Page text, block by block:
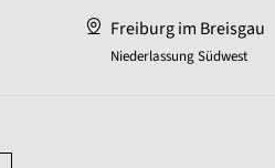
Freiburg im Breisgau
Niederlassung Südwest